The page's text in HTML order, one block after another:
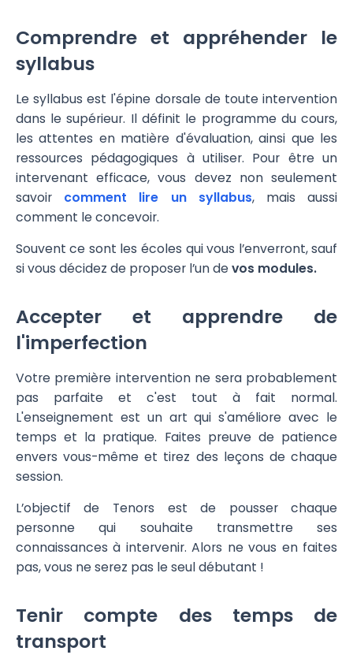
Comprendre et appréhender le
syllabus
Le syllabus est l'épine dorsale de toute intervention
dans le supérieur. Il définit le programme du cours,
les attentes en matière d'évaluation, ainsi que les
ressources pédagogiques à utiliser. Pour être un
intervenant efficace, vous devez non seulement
savoir comment lire un syllabus, mais aussi
comment le concevoir.
Souvent ce sont les écoles qui vous l’enverront, sauf
si vous décidez de proposer l’un devos modules.
Accepter et apprendre de
l'imperfection
Votre première intervention ne sera probablement
pas parfaite et c'est tout à fait normal.
L'enseignement est un art qui s'améliore avec le
temps et la pratique. Faites preuve de patience
envers vous-même et tirez des leçons de chaque
session.
L’objectif de Tenors est de pousser chaque
personne qui souhaite transmettre ses
connaissances à intervenir. Alors ne vous en faites
pas, vous ne serez pas le seul débutant !
Tenir compte des temps de
transport